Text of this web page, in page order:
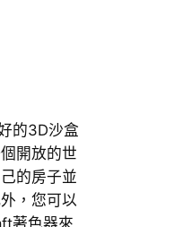
的3D沙盒
開放的世
的房子並
，您可以
著色器來